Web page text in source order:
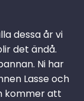
dessa år vi
det ändå.
Ni har
Lasse och
kommer att